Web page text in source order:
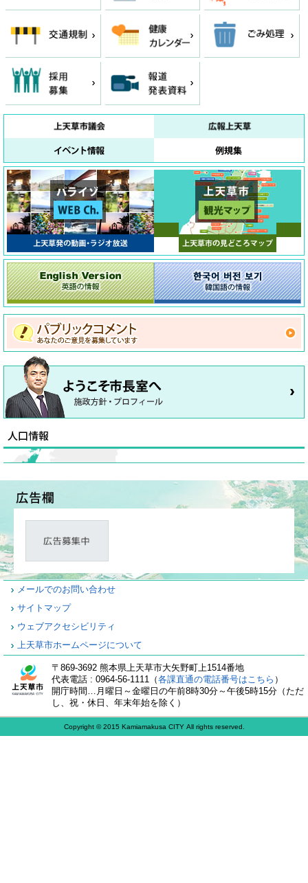
メールでのお問い合わせ
サイトマップ
ウェブアクセシビリティ
上天草市ホームページについて
〒869-3692 熊本県上天草市大矢野町上1514番地
代表電話 : 0964-56-1111（各課直通の電話番号はこちら ）
開庁時間…月曜日～金曜日の午前8時30分～午後5時15分（ただ
し、祝・休日、年末年始を除く）
Copyright © 2015 Kamiamakusa CITY All rights reserved.